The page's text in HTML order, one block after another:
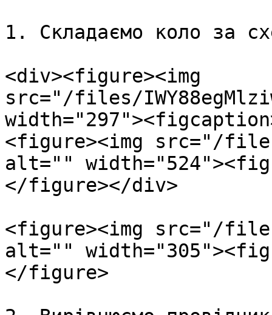
1. Складаємо коло за
<div><figure><img
src="/files/
<figure><img src="/files/
alt=""
</figure></div>
<figure><img src="/files/
alt=""
</figure>